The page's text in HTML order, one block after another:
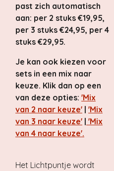
past zich automatisch
aan: per 2 stuks €19,95,
per 3 stuks €24,95, per 4
stuks €29,95.
Je kan ook kiezen voor
sets in een mix naar
keuze. Klik dan op een
van deze opties: 'Mix
van 2 naar keuze' | 'Mix
van 3 naar keuze' | 'Mix
van 4 naar keuze'.
Het Lichtpuntje wordt